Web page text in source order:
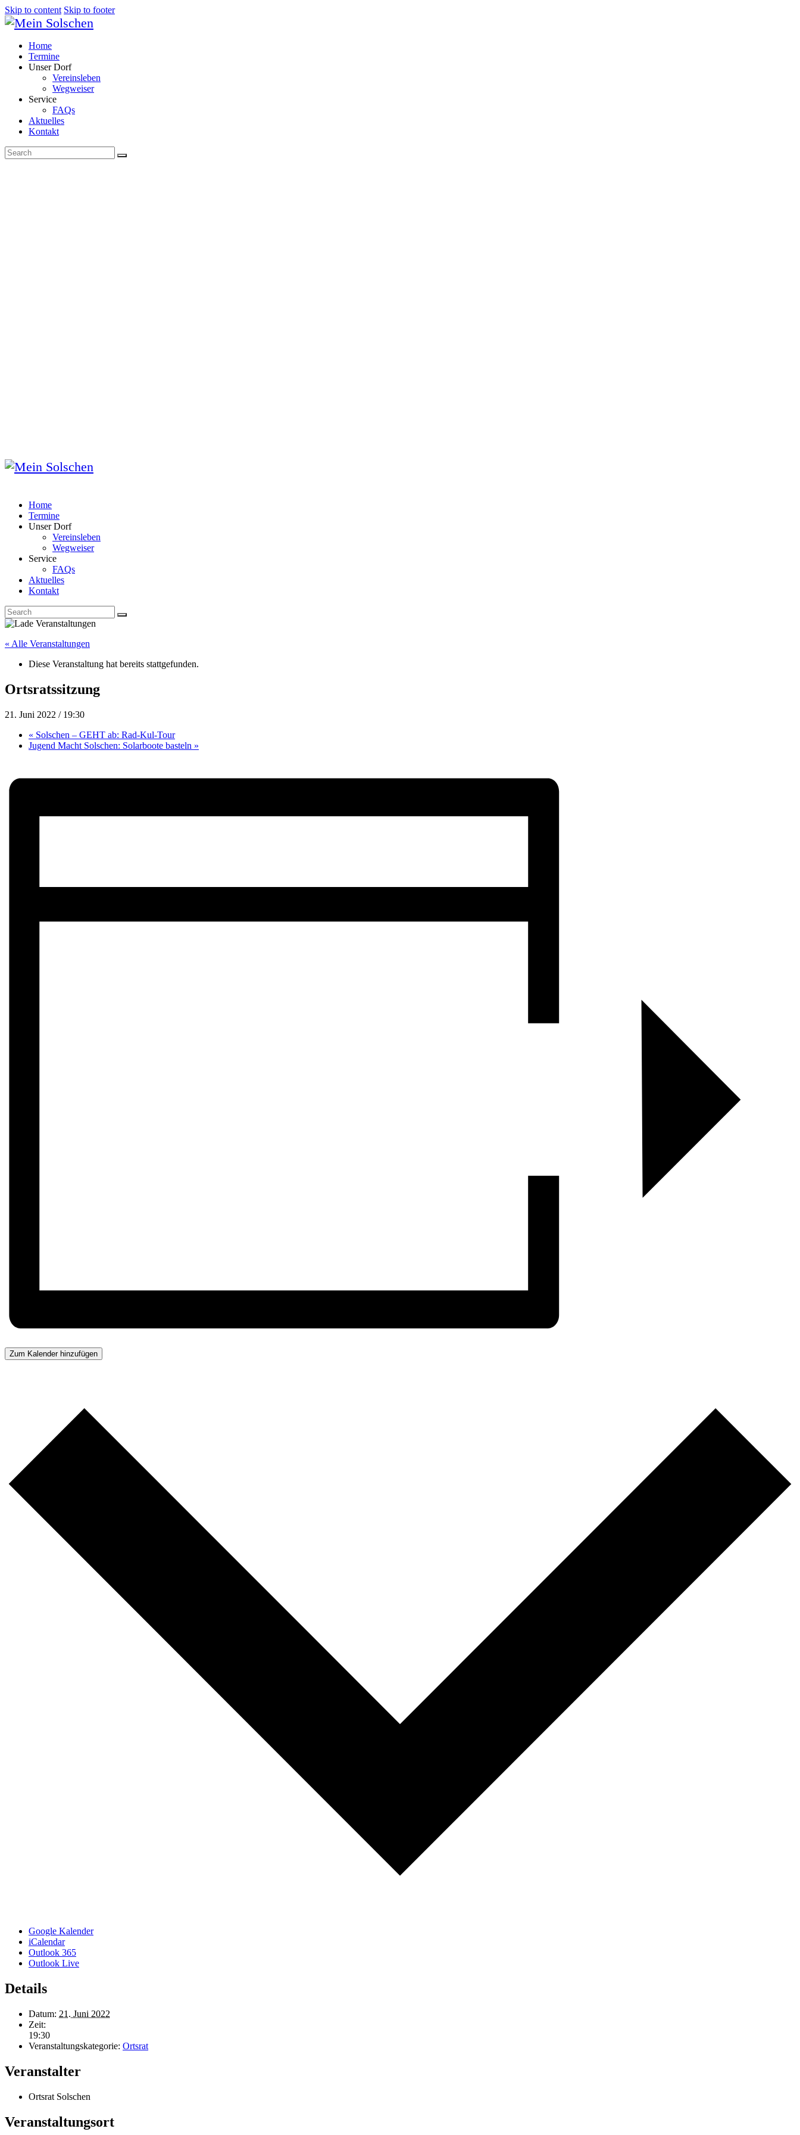
Skip to content Skip to footer
Home
Termine
Unser Dorf
Vereinsleben
Wegweiser
Service
FAQs
Aktuelles
Kontakt
Home
Termine
Unser Dorf
Vereinsleben
Wegweiser
Service
FAQs
Aktuelles
Kontakt
« Alle Veranstaltungen
Diese Veranstaltung hat bereits stattgefunden.
Ortsratssitzung
21. Juni 2022 / 19:30
« Solschen – GEHT ab: Rad-Kul-Tour
Jugend Macht Solschen: Solarboote basteln »
Zum Kalender hinzufügen
Google Kalender
iCalendar
Outlook 365
Outlook Live
Details
Datum: 21. Juni 2022
Zeit:
19:30
Veranstaltungskategorie: Ortsrat
Veranstalter
Ortsrat Solschen
Veranstaltungsort